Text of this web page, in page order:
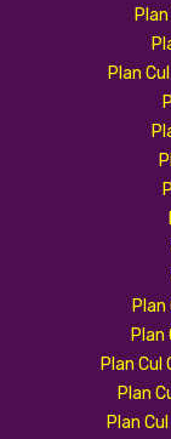
Plan
Plan
Plan
Plan